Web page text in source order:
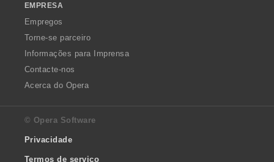
EMPRESA
Empregos
Torne-se parceiro
Informações para Imprensa
Contacte-nos
Acerca do Opera
© Opera Software
Privacidade
Termos de serviço